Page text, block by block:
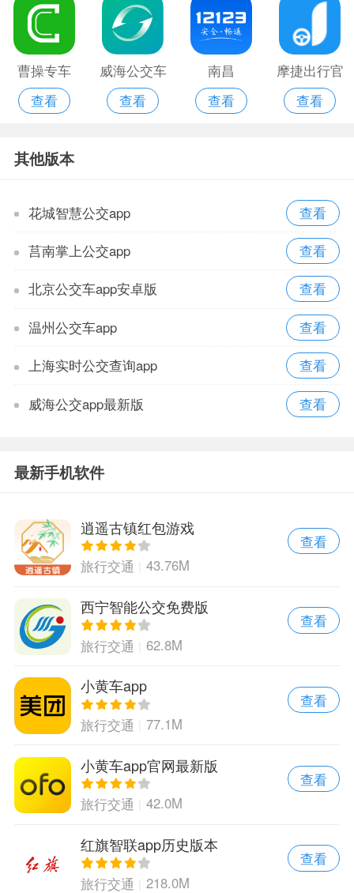
曹操专车
app
查看
威海公交车
软件
查看
南昌
12123app
查看
摩捷出行官
方版
查看
其他版本
花城智慧公交app
莒南掌上公交app
北京公交车app安卓版
温州公交车app
上海实时公交查询app
威海公交app最新版
最新手机软件
逍遥古镇红包游戏
旅行交通 43.76M
查看
西宁智能公交免费版
旅行交通 62.8M
查看
小黄车app
旅行交通 77.1M
查看
小黄车app官网最新版
旅行交通 42.0M
查看
红旗智联app历史版本
旅行交通 218.0M
查看